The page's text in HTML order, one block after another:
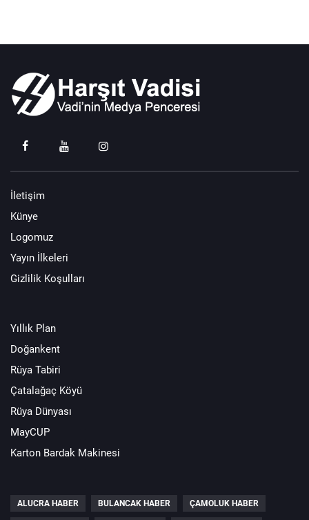
İletişim
Künye
Logomuz
Yayın İlkeleri
Gizlilik Koşulları
Yıllık Plan
Doğankent
Rüya Tabiri
Çatalağaç Köyü
Rüya Dünyası
MayCUP
Karton Bardak Makinesi
ALUCRA HABER BULANCAK HABER ÇAMOLUK HABER